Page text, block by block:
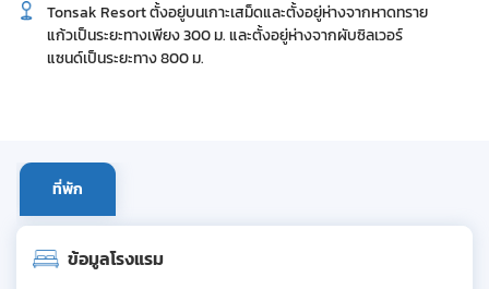
Tonsak Resort ตั้งอยู่บนเกาะเสม็ดและตั้งอยู่ห่างจากหาดทราย
แก้วเป็นระยะทางเพียง 300 ม. และตั้งอยู่ห่างจากผับซิลเวอร์
แซนด์เป็นระยะทาง 800 ม.
ที่พัก
ข้อมูลโรงแรม